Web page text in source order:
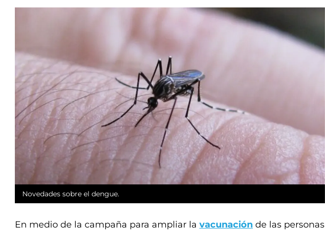
Novedades sobre el dengue.
En medio de la campaña para ampliar la vacunación de las personas